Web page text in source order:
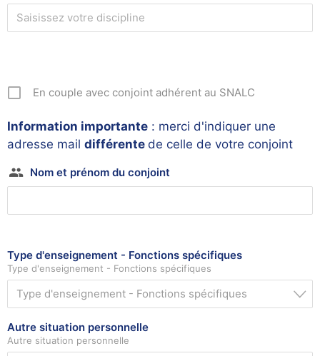
En couple avec conjoint adhérent au SNALC
Information importante : merci d'indiquer une
adresse mail différente de celle de votre conjoint
Nom et prénom du conjoint
Type d'enseignement - Fonctions spécifiques
Type d'enseignement - Fonctions spécifiques
Type d'enseignement - Fonctions spécifiques
Autre situation personnelle
Autre situation personnelle